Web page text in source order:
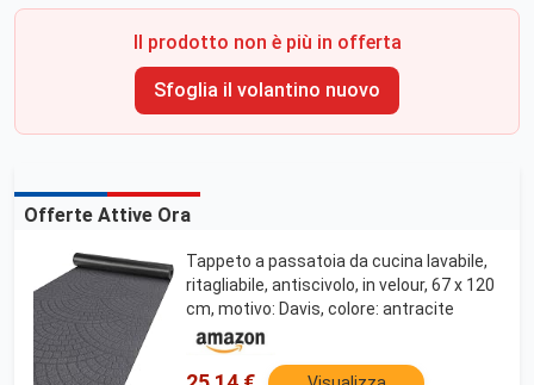
Il prodotto non è più in offerta
Sfoglia il volantino nuovo
Offerte Attive Ora
Tappeto a passatoia da cucina lavabile,
ritagliabile, antiscivolo, in velour, 67 x 120
cm, motivo: Davis, colore: antracite